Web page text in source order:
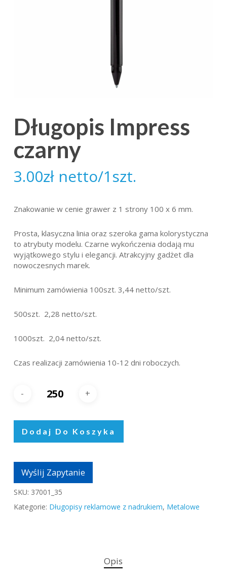
Długopis Impress
czarny
3.00zł netto/1szt.
Znakowanie w cenie grawer z 1 strony 100 x 6 mm.
Prosta, klasyczna linia oraz szeroka gama kolorystyczna
to atrybuty modelu. Czarne wykończenia dodają mu
wyjątkowego stylu i elegancji. Atrakcyjny gadżet dla
nowoczesnych marek.
Minimum zamówienia 100szt. 3,44 netto/szt.
500szt. 2,28 netto/szt.
1000szt. 2,04 netto/szt.
Czas realizacji zamówienia 10-12 dni roboczych.
Dodaj Do Koszyka
Wyślij Zapytanie
SKU: 37001_35
Kategorie: Długopisy reklamowe z nadrukiem, Metalowe
Opis